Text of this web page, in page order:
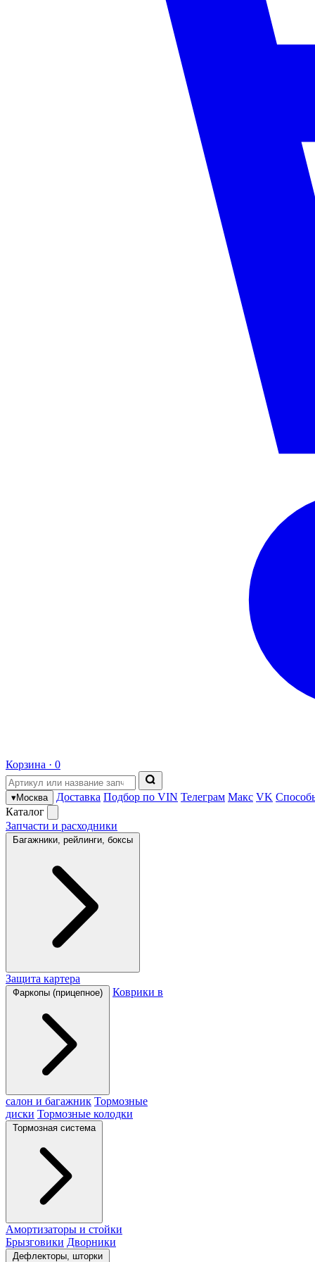
Корзина · 0
▾Москва Доставка Подбор по VIN Телеграм Макс VK
Каталог
Запчасти и расходники
Багажники, рейлинги, боксы
Защита картера
Фаркопы (прицепное) Коврики в
салон и багажник Тормозные
диски Тормозные колодки
Тормозная система
Амортизаторы и стойки
Брызговики Дворники
Дефлекторы, шторки